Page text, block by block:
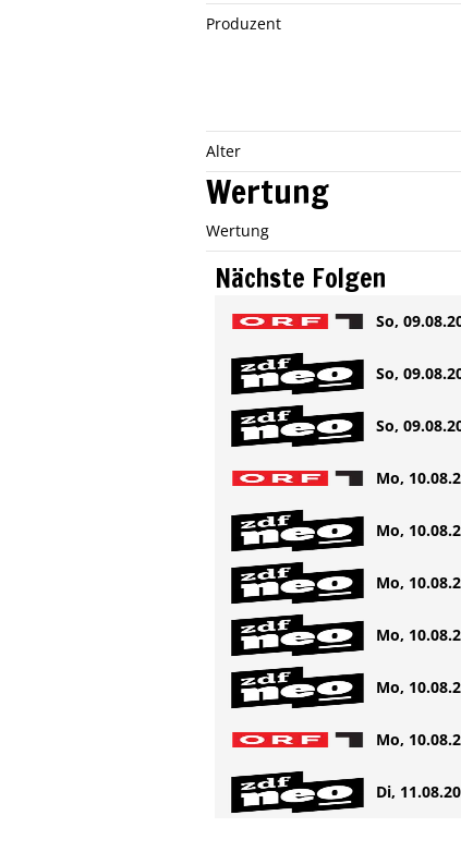
Produzent
Alter
Wertung
Wertung
Nächste Folgen
So,
So,
So,
Mo,
Mo,
Mo,
Mo,
Mo,
Mo,
Di,